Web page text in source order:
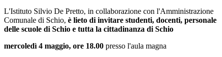
L'Istituto Silvio De Pretto, in collaborazione con l'Amministrazione
Comunale di Schio, è lieto di invitare studenti, docenti, personale
delle scuole di Schio e tutta la cittadinanza di Schio
mercoledì 4 maggio, ore 18.00 presso l'aula magna